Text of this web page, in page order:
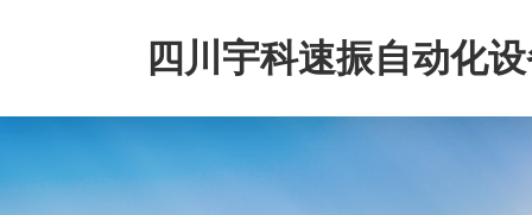
四川宇科速振自动化
公司